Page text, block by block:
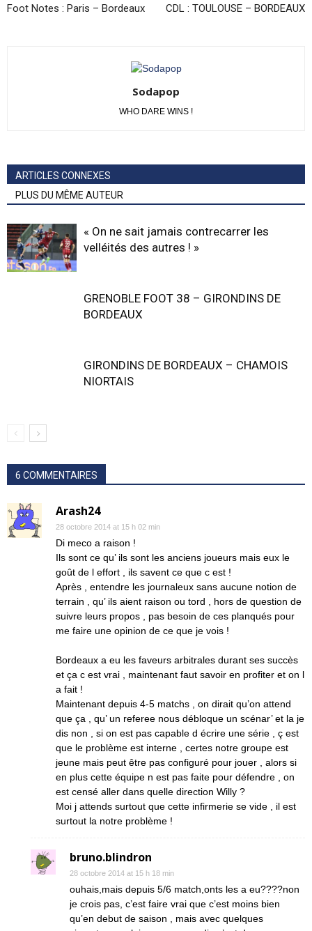
Foot Notes : Paris – Bordeaux CDL : TOULOUSE – BORDEAUX
Sodapop
WHO DARE WINS !
ARTICLES CONNEXES
PLUS DU MÊME AUTEUR
« On ne sait jamais contrecarrer les
velléités des autres ! »
GRENOBLE FOOT 38 – GIRONDINS DE
BORDEAUX
GIRONDINS DE BORDEAUX – CHAMOIS
NIORTAIS
6 COMMENTAIRES
Arash24
28 octobre 2014 at 15 h 02 min
Di meco a raison !
Ils sont ce qu’ ils sont les anciens joueurs mais eux le
goût de l effort , ils savent ce que c est !
Après , entendre les journaleux sans aucune notion de
terrain , qu’ ils aient raison ou tord , hors de question de
suivre leurs propos , pas besoin de ces planqués pour
me faire une opinion de ce que je vois !
Bordeaux a eu les faveurs arbitrales durant ses succès
et ça c est vrai , maintenant faut savoir en profiter et on l
a fait !
Maintenant depuis 4-5 matchs , on dirait qu’on attend
que ça , qu’ un referee nous débloque un scénar’ et la je
dis non , si on est pas capable d écrire une série , ç est
que le problème est interne , certes notre groupe est
jeune mais peut être pas configuré pour jouer , alors si
en plus cette équipe n est pas faite pour défendre , on
est censé aller dans quelle direction Willy ?
Moi j attends surtout que cette infirmerie se vide , il est
surtout la notre problème !
bruno.blindron
28 octobre 2014 at 15 h 18 min
ouhais,mais depuis 5/6 match,onts les a eu????non
je crois pas, c’est faire vrai que c’est moins bien
qu’en debut de saison , mais avec quelques